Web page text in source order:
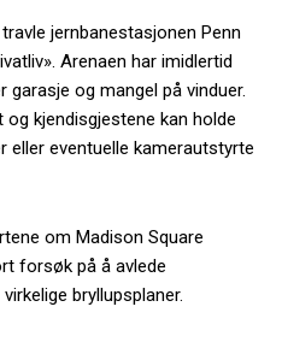
jernbanestasjonen Penn
Arenaen har imidlertid
garasje og mangel på vinduer.
kjendisgjestene kan holde
eventuelle kamerautstyrte
om Madison Square
forsøk på å avlede
bryllupsplaner.